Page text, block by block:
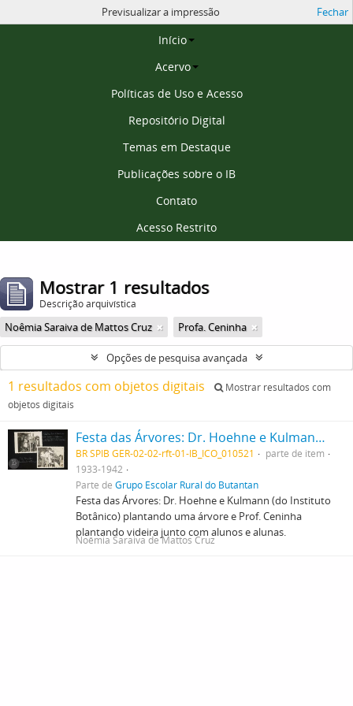
Página inicial
Início
Acervo
Políticas de Uso e Acesso
Repositório Digital
Temas em Destaque
Publicações sobre o IB
Contato
Acesso Restrito
Previsualizar a impressão Fechar
Mostrar 1 resultados
Descrição arquivística
Noêmia Saraiva de Mattos Cruz Profa. Ceninha
Opções de pesquisa avançada
1 resultados com objetos digitais
Mostrar resultados com
objetos digitais
Festa das Árvores: Dr. Hoehne e Kulmann (do Instituto Botânico) plantando uma árvore e Prof. Ceninha plantando videira junto com alunos e alunas
BR SPIB GER-02-02-rft-01-IB_ICO_010521
parte de item
1933-1942
Parte de Grupo Escolar Rural do Butantan
Festa das Árvores: Dr. Hoehne e Kulmann (do Instituto
Botânico) plantando uma árvore e Prof. Ceninha
plantando videira junto com alunos e alunas.
Noêmia Saraiva de Mattos Cruz